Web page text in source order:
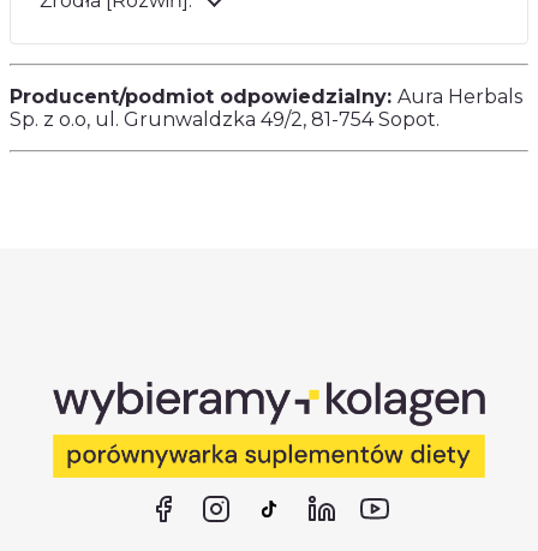
Producent/podmiot odpowiedzialny: Aura Herbals
Sp. z o.o, ul. Grunwaldzka 49/2, 81-754 Sopot.